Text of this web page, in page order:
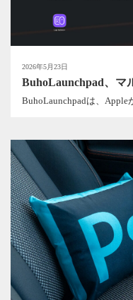
2026年5月23日
BuhoLaunchpad、マ
BuhoLaunchpadは、Apple